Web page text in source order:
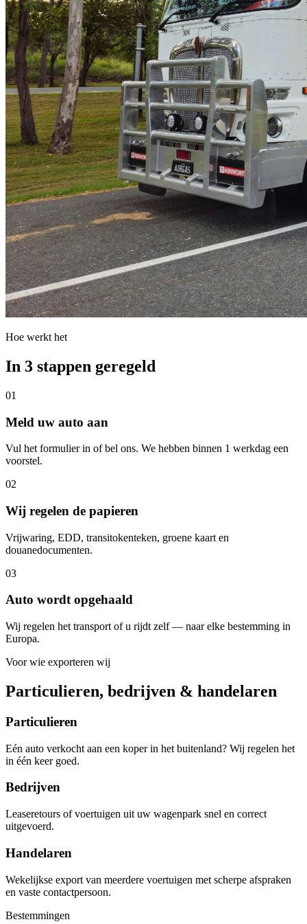
Hoe werkt het
In 3 stappen geregeld
01
Meld uw auto aan
Vul het formulier in of bel ons. We hebben binnen 1 werkdag een
voorstel.
02
Wij regelen de papieren
Vrijwaring, EDD, transitokenteken, groene kaart en
douanedocumenten.
03
Auto wordt opgehaald
Wij regelen het transport of u rijdt zelf — naar elke bestemming in
Europa.
Voor wie exporteren wij
Particulieren, bedrijven & handelaren
Particulieren
Eén auto verkocht aan een koper in het buitenland? Wij regelen het
in één keer goed.
Bedrijven
Leaseretours of voertuigen uit uw wagenpark snel en correct
uitgevoerd.
Handelaren
Wekelijkse export van meerdere voertuigen met scherpe afspraken
en vaste contactpersoon.
Bestemmingen